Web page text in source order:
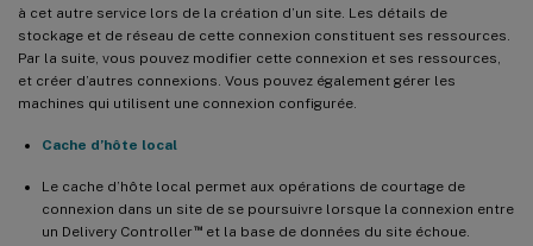
à cet autre service lors de la création d’un site. Les détails de
stockage et de réseau de cette connexion constituent ses ressources.
Par la suite, vous pouvez modifier cette connexion et ses ressources,
et créer d’autres connexions. Vous pouvez également gérer les
machines qui utilisent une connexion configurée.
Cache d’hôte local
Le cache d’hôte local permet aux opérations de courtage de
connexion dans un site de se poursuivre lorsque la connexion entre
un Delivery Controller™et la base de données du site échoue.